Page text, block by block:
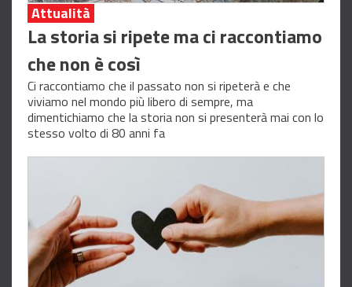
Attualità
La storia si ripete ma ci raccontiamo
che non è così
Ci raccontiamo che il passato non si ripeterà e che
viviamo nel mondo più libero di sempre, ma
dimentichiamo che la storia non si presenterà mai con lo
stesso volto di 80 anni fa